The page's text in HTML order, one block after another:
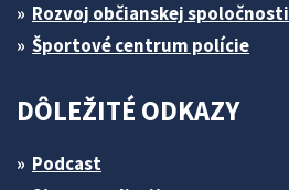
Rozvoj občianskej spoločnosti
Športové centrum polície
DÔLEŽITÉ ODKAZY
Podcast